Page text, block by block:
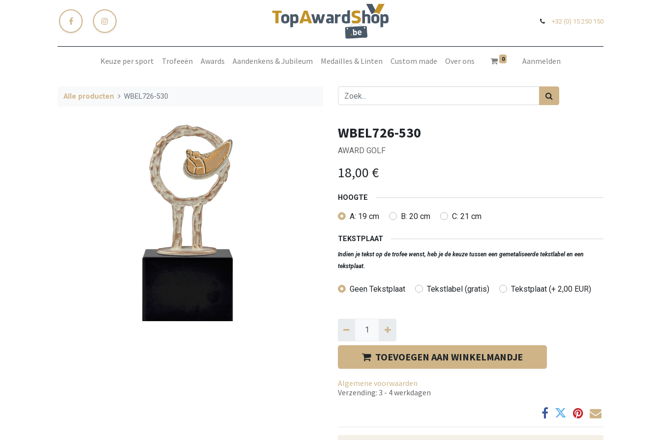
+32 (0) 15 250 150
Keuze per sport Trofeeën Awards Aandenkens & Jubileum Medailles & Linten Custom made Over ons 0 Aanmelden
Alle producten WBEL726-530
WBEL726-530
AWARD GOLF
18,00 €
HOOGTE
A: 19 cm B: 20 cm C: 21 cm
TEKSTPLAAT
Indien je tekst op de trofee wenst, heb je de keuze tussen een gemetaliseerde tekstlabel en een
tekstplaat.
Geen Tekstplaat Tekstlabel (gratis) Tekstplaat (+ 2,00 EUR)
TOEVOEGEN AAN WINKELMANDJE
Algemene voorwaarden
Verzending: 3 - 4 werkdagen